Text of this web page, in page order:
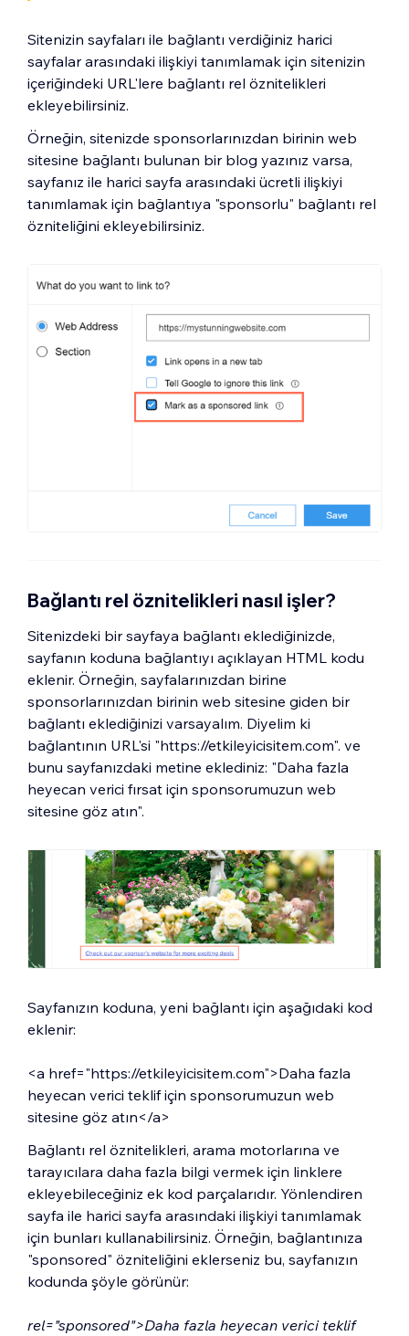
Sitenizin sayfaları ile bağlantı verdiğiniz harici
sayfalar arasındaki ilişkiyi tanımlamak için sitenizin
içeriğindeki URL'lere bağlantı rel öznitelikleri
ekleyebilirsiniz.
Örneğin, sitenizde sponsorlarınızdan birinin web
sitesine bağlantı bulunan bir blog yazınız varsa,
sayfanız ile harici sayfa arasındaki ücretli ilişkiyi
tanımlamak için bağlantıya "sponsorlu" bağlantı rel
özniteliğini ekleyebilirsiniz.
Bağlantı rel öznitelikleri nasıl işler?
Sitenizdeki bir sayfaya bağlantı eklediğinizde,
sayfanın koduna bağlantıyı açıklayan HTML kodu
eklenir. Örneğin, sayfalarınızdan birine
sponsorlarınızdan birinin web sitesine giden bir
bağlantı eklediğinizi varsayalım. Diyelim ki
bağlantının URL'si "https://etkileyicisitem.com". ve
bunu sayfanızdaki metine eklediniz: "Daha fazla
heyecan verici fırsat için sponsorumuzun web
sitesine göz atın".
Sayfanızın koduna, yeni bağlantı için aşağıdaki kod
eklenir:
<a href="https://etkileyicisitem.com">Daha fazla
heyecan verici teklif için sponsorumuzun web
sitesine göz atın</a>
Bağlantı rel öznitelikleri, arama motorlarına ve
tarayıcılara daha fazla bilgi vermek için linklere
ekleyebileceğiniz ek kod parçalarıdır. Yönlendiren
sayfa ile harici sayfa arasındaki ilişkiyi tanımlamak
için bunları kullanabilirsiniz. Örneğin, bağlantınıza
"sponsored" özniteliğini eklerseniz bu, sayfanızın
kodunda şöyle görünür:
rel="sponsored">Daha fazla heyecan verici teklif